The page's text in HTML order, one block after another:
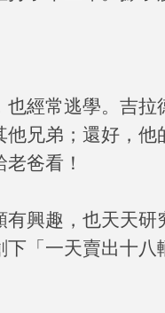
經常逃學。吉拉
兄弟；還好，他
爸看！
興趣，也天天研
「一天賣出十八